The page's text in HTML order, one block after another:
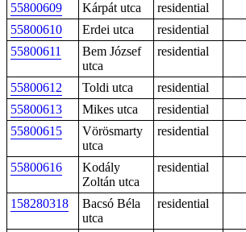
55800609 Kárpát utca
residential
55800610
Erdei utca
residential
55800611
Bem József
utca
residential
55800612 Toldi utca
residential
55800613
Mikes utca
residential
55800615
Vörösmarty
utca
residential
55800616
Kodály
Zoltán utca
residential
158280318
Bacsó Béla
utca
residential